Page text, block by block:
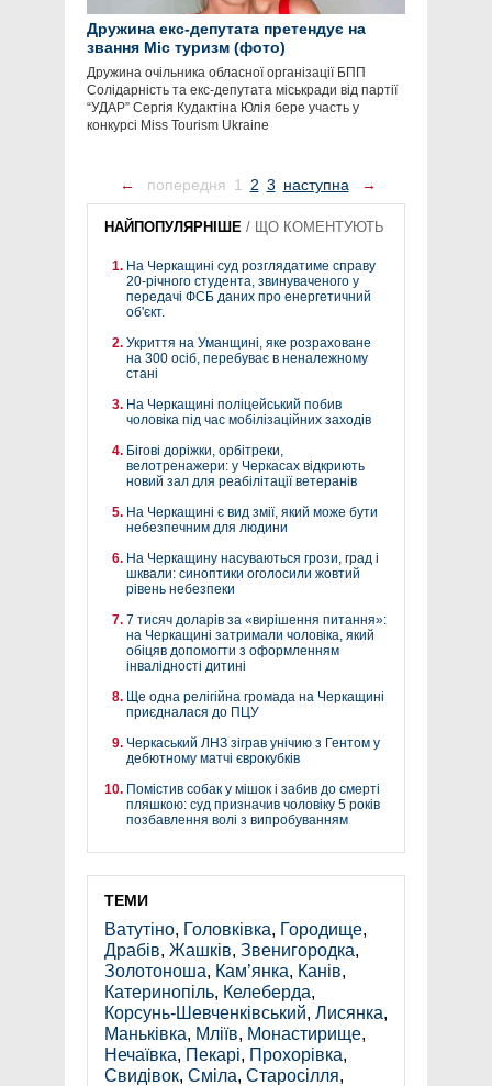
Дружина екс-депутата претендує на
звання Міс туризм (фото)
Дружина очільника обласної організації БПП
Солідарність та екс-депутата міськради від партії
“УДАР” Сергія Кудактіна Юлія бере участь у
конкурсі Miss Tourism Ukraine
← попередня 1 2 3 наступна →
НАЙПОПУЛЯРНІШЕ / ЩО КОМЕНТУЮТЬ
На Черкащині суд розглядатиме справу
20-річного студента, звинуваченого у
передачі ФСБ даних про енергетичний
об'єкт.
Укриття на Уманщині, яке розраховане
на 300 осіб, перебуває в неналежному
стані
На Черкащині поліцейський побив
чоловіка під час мобілізаційних заходів
Бігові доріжки, орбітреки,
велотренажери: у Черкасах відкриють
новий зал для реабілітації ветеранів
На Черкащині є вид змії, який може бути
небезпечним для людини
На Черкащину насуваються грози, град і
шквали: синоптики оголосили жовтий
рівень небезпеки
7 тисяч доларів за «вирішення питання»:
на Черкащині затримали чоловіка, який
обіцяв допомогти з оформленням
інвалідності дитині
Ще одна релігійна громада на Черкащині
приєдналася до ПЦУ
Черкаський ЛНЗ зіграв унічию з Гентом у
дебютному матчі єврокубків
Помістив собак у мішок і забив до смерті
пляшкою: суд призначив чоловіку 5 років
позбавлення волі з випробуванням
ТЕМИ
Ватутіно, Головківка, Городище,
Драбів, Жашків, Звенигородка,
Золотоноша, Кам’янка, Канів,
Катеринопіль, Келеберда,
Корсунь-Шевченківський, Лисянка,
Маньківка, Мліїв, Монастирище,
Нечаївка, Пекарі, Прохорівка,
Свидівок, Сміла, Старосілля,